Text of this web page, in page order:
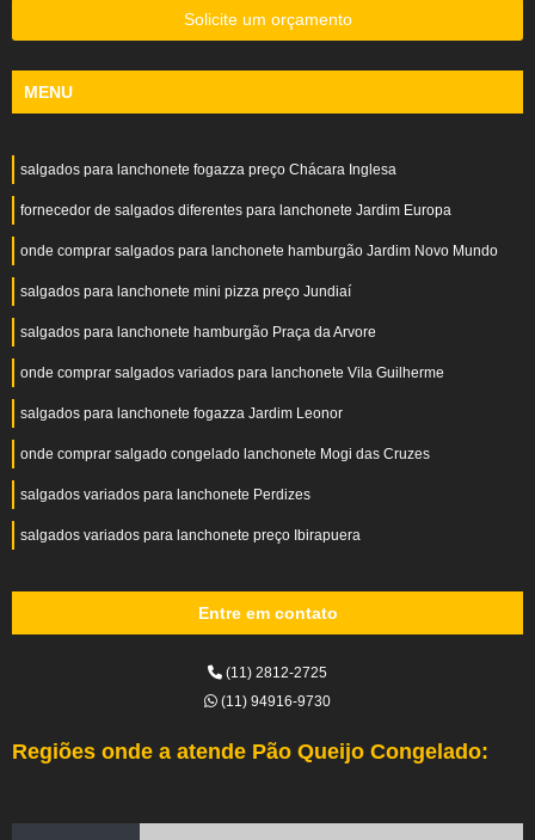
Solicite um orçamento
MENU
salgados para lanchonete fogazza preço Chácara Inglesa
fornecedor de salgados diferentes para lanchonete Jardim Europa
onde comprar salgados para lanchonete hamburgão Jardim Novo Mundo
salgados para lanchonete mini pizza preço Jundiaí
salgados para lanchonete hamburgão Praça da Arvore
onde comprar salgados variados para lanchonete Vila Guilherme
salgados para lanchonete fogazza Jardim Leonor
onde comprar salgado congelado lanchonete Mogi das Cruzes
salgados variados para lanchonete Perdizes
salgados variados para lanchonete preço Ibirapuera
Entre em contato
(11) 2812-2725
(11) 94916-9730
Regiões onde a atende Pão Queijo Congelado: